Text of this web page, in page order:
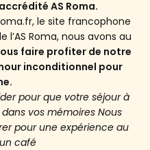
AS Roma.
le site francophone
Roma, nous avons au
faire profiter de notre
inconditionnel pour
pour que votre séjour à
vos mémoires Nous
pour une expérience au
café